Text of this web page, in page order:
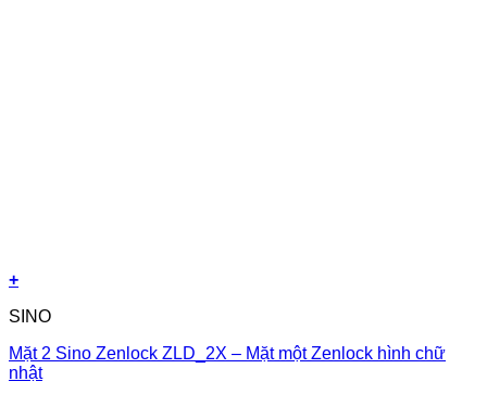
+
SINO
Mặt 2 Sino Zenlock ZLD_2X – Mặt một Zenlock hình chữ
nhật